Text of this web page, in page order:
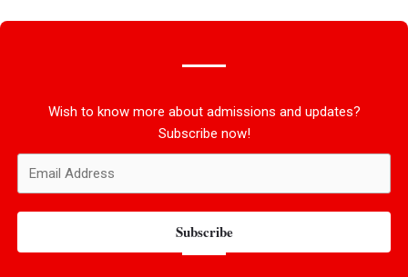
Wish to know more about admissions and updates?
Subscribe now!
Subscribe